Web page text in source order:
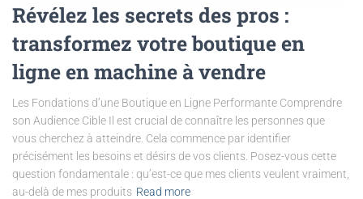
Révélez les secrets des pros :
transformez votre boutique en
ligne en machine à vendre
Les Fondations d’une Boutique en Ligne Performante Comprendre
son Audience Cible Il est crucial de connaître les personnes que
vous cherchez à atteindre. Cela commence par identifier
précisément les besoins et désirs de vos clients. Posez-vous cette
question fondamentale : qu’est-ce que mes clients veulent vraiment,
au-delà de mes produits Read more